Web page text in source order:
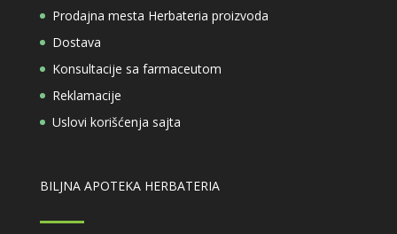
Prodajna mesta Herbateria proizvoda
Dostava
Konsultacije sa farmaceutom
Reklamacije
Uslovi korišćenja sajta
BILJNA APOTEKA HERBATERIA